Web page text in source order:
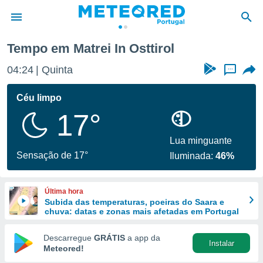
da
foi
fornecidas
a este
das
e
forma
digital
Tempo em Matrei In Osttirol
04:24 Quinta ...
Céu limpo
17°
Sensação de 17°
Lua minguante
Iluminada:46%
Última hora
Subida das temperaturas, poeiras do Saara e
chuva: datas e zonas mais afetadas em Portugal
Descarregue GRÁTIS a app da
Meteored!
Instalar